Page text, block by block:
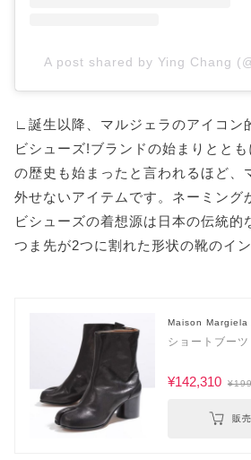
A post shared by Ying Chang
∟誕生以降、マルジェラのアイコン
ビシューズ!ブランドの始まりとと
の歴史も始まったと言われるほど、
外せないアイテムです。ネーミング
ビシューズの着想源は日本の伝統的
つま先が2つに割れた形状の靴のイ
Maison Margiela
ショートブー
¥142,310
販